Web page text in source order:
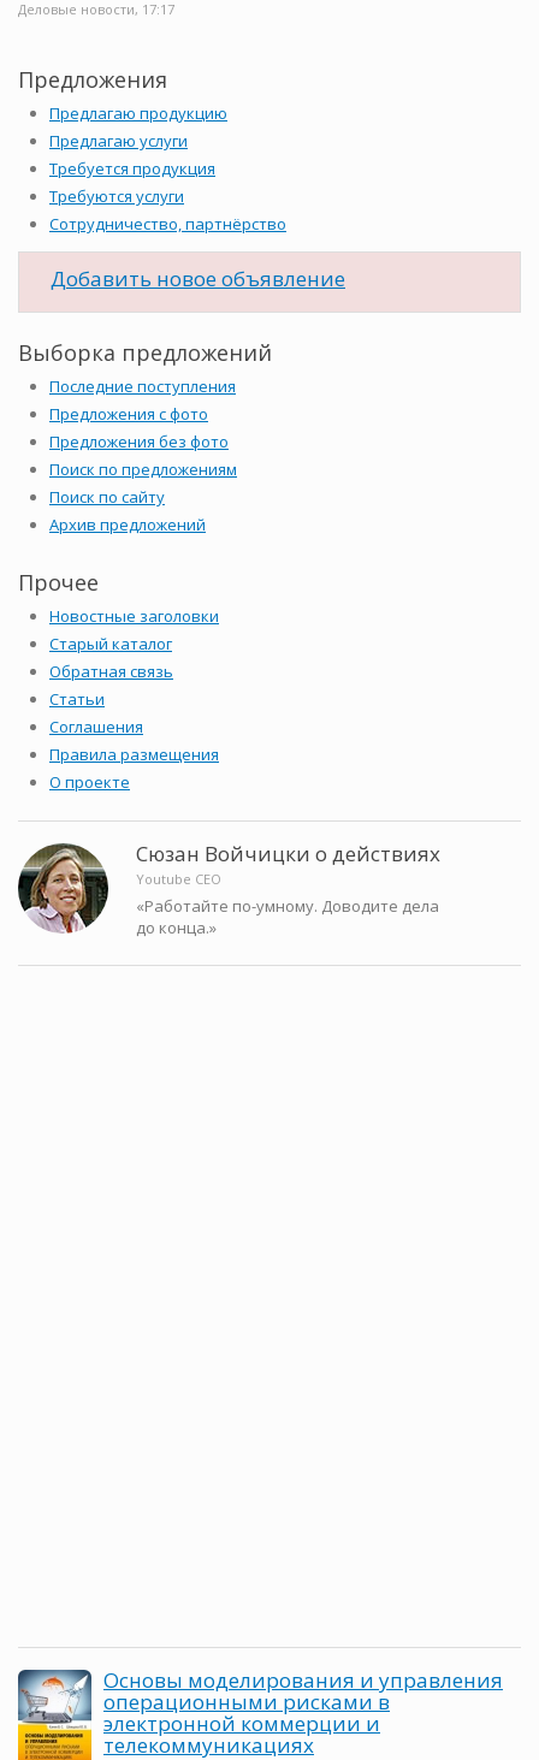
Деловые новости, 17:17
Предложения
Предлагаю продукцию
Предлагаю услуги
Требуется продукция
Требуются услуги
Сотрудничество, партнёрство
Добавить новое объявление
Выборка предложений
Последние поступления
Предложения с фото
Предложения без фото
Поиск по предложениям
Поиск по сайту
Архив предложений
Прочее
Новостные заголовки
Старый каталог
Обратная связь
Статьи
Соглашения
Правила размещения
О проекте
Сюзан Войчицки о действиях
Youtube CEO
«Работайте по-умному. Доводите дела
до конца.»
Основы моделирования и управления
операционными рисками в
электронной коммерции и
телекоммуникациях